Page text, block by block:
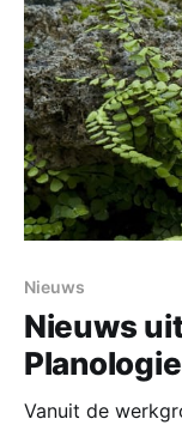
Nieuws
Nieuws
Planologie
Vanuit de